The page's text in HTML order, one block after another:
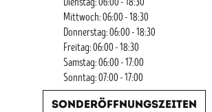
Dienstag: 06:00 - 18:30
Mittwoch: 06:00 - 18:30
Donnerstag: 06:00 - 18:30
Freitag: 06:00 - 18:30
Samstag: 06:00 - 17:00
Sonntag: 07:00 - 17:00
Sonderöffnungszeiten